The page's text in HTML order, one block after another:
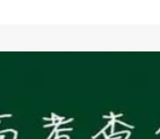
此外，被告人蒋某伙同被告
684000元）占为己有。